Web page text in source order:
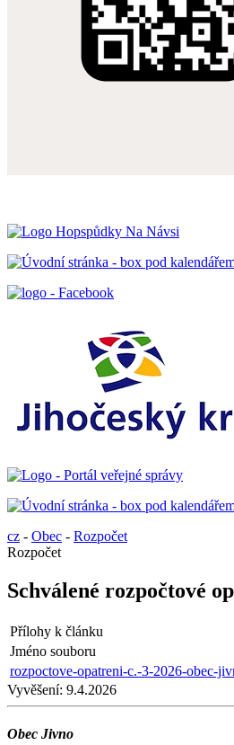
cz - Obec - Rozpočet
Rozpočet
Schválené rozpočtové
Přílohy k článku
Jméno souboru
rozpoctove-opatreni-c.-3-2026-obec-
Vyvěšení: 9.4.2026
Obec Jivno